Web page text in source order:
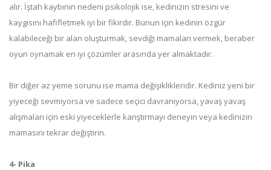
alır. İştah kaybının nedeni psikolojik ise, kedinizin stresini ve
kaygısını hafifletmek iyi bir fikirdir. Bunun için kedinin özgür
kalabileceği bir alan oluşturmak, sevdiği mamaları vermek, beraber
oyun oynamak en iyi çözümler arasında yer almaktadır.
Bir diğer az yeme sorunu ise mama değişiklikleridir. Kediniz yeni bir
yiyeceği sevmiyorsa ve sadece seçici davranıyorsa, yavaş yavaş
alışmaları için eski yiyeceklerle karıştırmayı deneyin veya kedinizin
mamasını tekrar değiştirin.
4- Pika